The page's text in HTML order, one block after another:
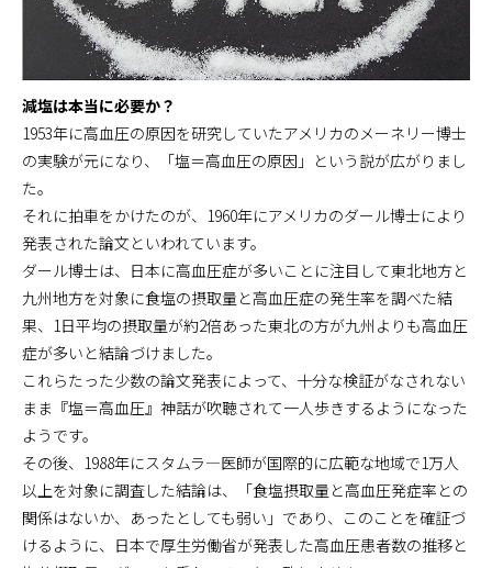
減塩は本当に必要か？
1953年に高血圧の原因を研究していたアメリカのメーネリー博士
の実験が元になり、「塩＝高血圧の原因」という説が広がりまし
た。
それに拍車をかけたのが、1960年にアメリカのダール博士により
発表された論文といわれています。
ダール博士は、日本に高血圧症が多いことに注目して東北地方と
九州地方を対象に食塩の摂取量と高血圧症の発生率を調べた結
果、1日平均の摂取量が約2倍あった東北の方が九州よりも高血圧
症が多いと結論づけました。
これらたった少数の論文発表によって、十分な検証がなされない
まま『塩＝高血圧』神話が吹聴されて一人歩きするようになった
ようです。
その後、1988年にスタムラ―医師が国際的に広範な地域で1万人
以上を対象に調査した結論は、「食塩摂取量と高血圧発症率との
関係はないか、あったとしても弱い」であり、このことを確証づ
けるように、日本で厚生労働省が発表した高血圧患者数の推移と